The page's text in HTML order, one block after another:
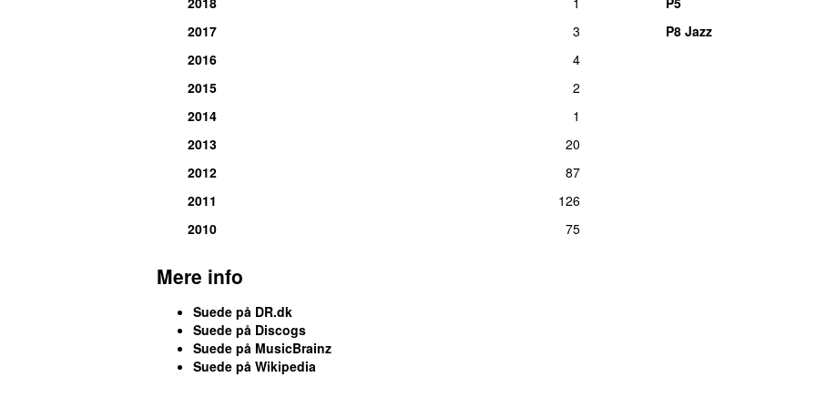
2017
3
2016
4
2015
2
2014
1
2013
20
2012
87
2011
126
2010
75
P8 Jazz
Mere info
Suede på DR.dk
Suede på Discogs
Suede på MusicBrainz
Suede på Wikipedia